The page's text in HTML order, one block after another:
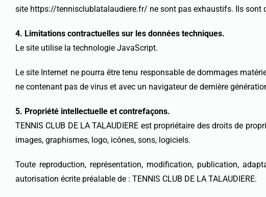
site https://tennisclublatalaudiere.fr/ ne sont pas exhaustifs. Ils sont
4. Limitations contractuelles sur les données techniques.
Le site utilise la technologie JavaScript.
Le site Internet ne pourra être tenu responsable de dommages
ne contenant pas de virus et avec un navigateur de dernière
5. Propriété intellectuelle et contrefaçons.
TENNIS CLUB DE LA TALAUDIERE est propriétaire des droits de
images, graphismes, logo, icônes, sons, logiciels.
Toute reproduction, représentation, modification, publication,
autorisation écrite préalable de : TENNIS CLUB DE LA TALAUDIERE.